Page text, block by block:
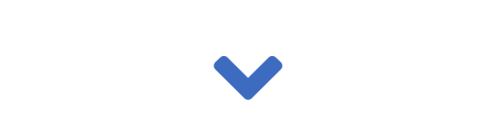
Partner an Ihrer
Seite